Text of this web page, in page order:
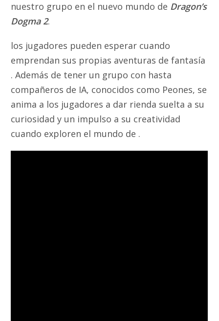
nuestro grupo en el nuevo mundo de Dragon’s
Dogma 2.
los jugadores pueden esperar cuando
emprendan sus propias aventuras de fantasía
. Además de tener un grupo con hasta
compañeros de IA, conocidos como Peones, se
anima a los jugadores a dar rienda suelta a su
curiosidad y un impulso a su creatividad
cuando exploren el mundo de .